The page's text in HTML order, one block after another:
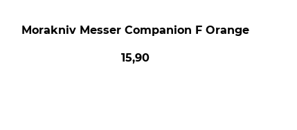
Morakniv Messer Companion F Orange
15,90